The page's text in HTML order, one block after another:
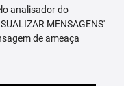
analisador do
MENSAGENS'
de ameaça